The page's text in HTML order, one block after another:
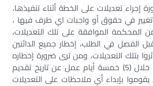
إجراء تعديلات على الخطة أثناء تنفيذها،
في حقوق أو واجبات اي طرف فيها ،
المحكمة الموافقة على تلك التعديلات،
الفصل في الطلب، إخطار جميع الدائنين
بتلك التعديلات، ومن ترى ضرورة إخطاره
من الدائنين وذلك خلال (5) خمسة أيام عمل عن تاريخ تقديم
بإبداء أي ملاحظات على التعديلات